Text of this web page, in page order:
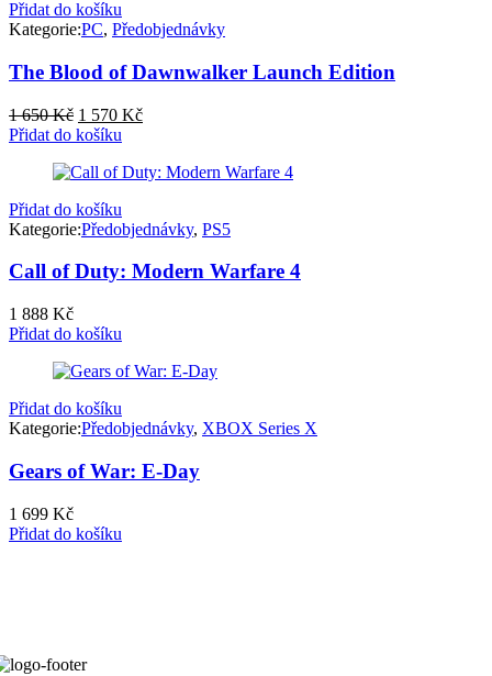
Přidat do košíku
Kategorie:PC, Předobjednávky
The Blood of Dawnwalker​ Launch Edition
1 650Kč Původní
cena
1
1 570 KčAktuální
1
Přidat do košíku
Přidat do košíku
Kategorie:Předobjednávky, PS5
Call of Duty: Modern Warfare 4
1 888 Kč
Přidat do košíku
Přidat do košíku
Kategorie:Předobjednávky, XBOX Series X
Gears of War: E-Day
1 699 Kč
Přidat do košíku